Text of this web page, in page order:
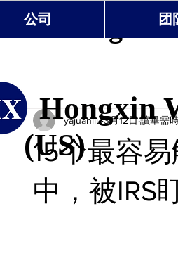
公司 团
15个最容
中，被IRS
yajuanliu3月12日讀畢需
Hongxin
Hongxin
(US)